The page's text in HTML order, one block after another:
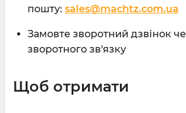
пошту: sales@machtz.com.ua
Замовте зворотний дзвінок
зворотного зв'язку
Щоб отримати